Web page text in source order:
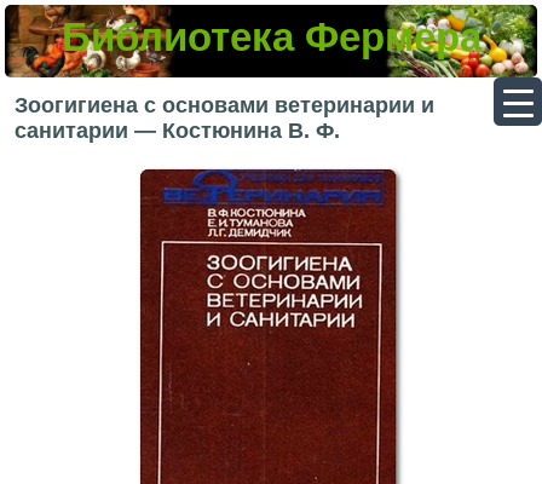
Библиотека Фермера
Зоогигиена с основами ветеринарии и
санитарии — Костюнина В. Ф.